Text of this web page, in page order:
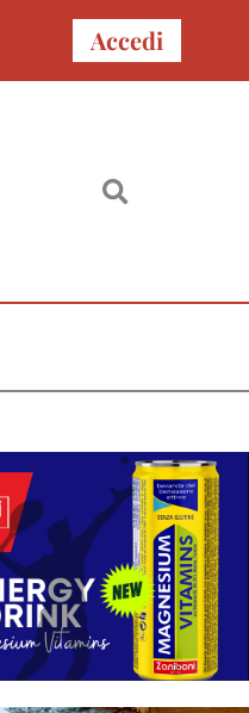
Accedi